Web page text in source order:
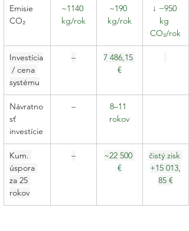
Emisie
CO₂
~1140
kg/rok
~190
kg/rok
↓ −950
kg
CO₂/rok
Investícia
/ cena
systému
–
7 486,15
€
Návratno
sť
investície
–
8–11
rokov
Kum.
úspora
za 25
rokov
–
~22 500
€
čistý zisk
+15 013,
85 €